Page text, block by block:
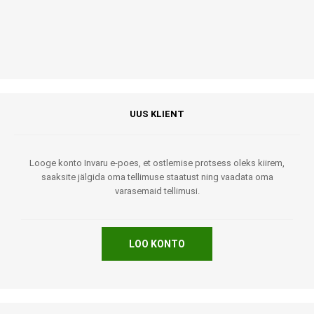
UUS KLIENT
Looge konto Invaru e-poes, et ostlemise protsess oleks kiirem,
saaksite jälgida oma tellimuse staatust ning vaadata oma
varasemaid tellimusi.
LOO KONTO